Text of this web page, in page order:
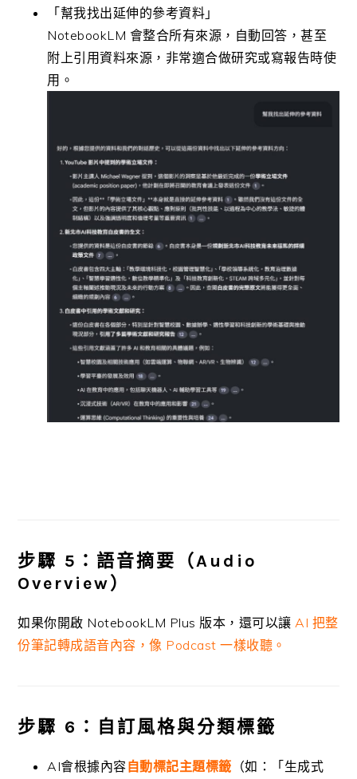
「幫我找出延伸的參考資料」
NotebookLM 會整合所有來源，自動回答，甚至
附上引用資料來源，非常適合做研究或寫報告時使
用。
步驟 5：語音摘要（Audio
Overview）
如果你開啟 NotebookLM Plus 版本，還可以讓 AI 把整
份筆記轉成語音內容，像 Podcast 一樣收聽。
步驟 6：自訂風格與分類標籤
AI會根據內容自動標記主題標籤 （如：「生成式